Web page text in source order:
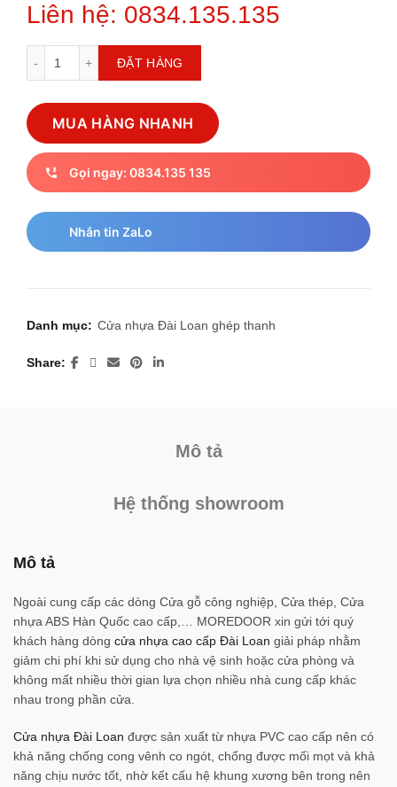
Liên hệ: 0834.135.135
Cửa nhựa Đài Loan MD.81 số lượng
ĐẶT HÀNG
MUA HÀNG NHANH
Gọi ngay: 0834.135 135
Nhắn tin ZaLo
Danh mục: Cửa nhựa Đài Loan ghép thanh
Share
Mô tả
Hệ thống showroom
Mô tả
Ngoài cung cấp các dòng Cửa gỗ công nghiệp, Cửa thép, Cửa
nhựa ABS Hàn Quốc cao cấp,… MOREDOOR xin gửi tới quý
khách hàng dòng cửa nhựa cao cấp Đài Loan giải pháp nhằm
giảm chi phí khi sử dụng cho nhà vệ sinh hoặc cửa phòng và
không mất nhiều thời gian lựa chọn nhiều nhà cung cấp khác
nhau trong phần cửa.
Cửa nhựa Đài Loan được sản xuất từ nhựa PVC cao cấp nên có
khả năng chống cong vênh co ngót, chống được mối mọt và khả
năng chịu nước tốt, nhờ kết cấu hệ khung xương bên trong nên